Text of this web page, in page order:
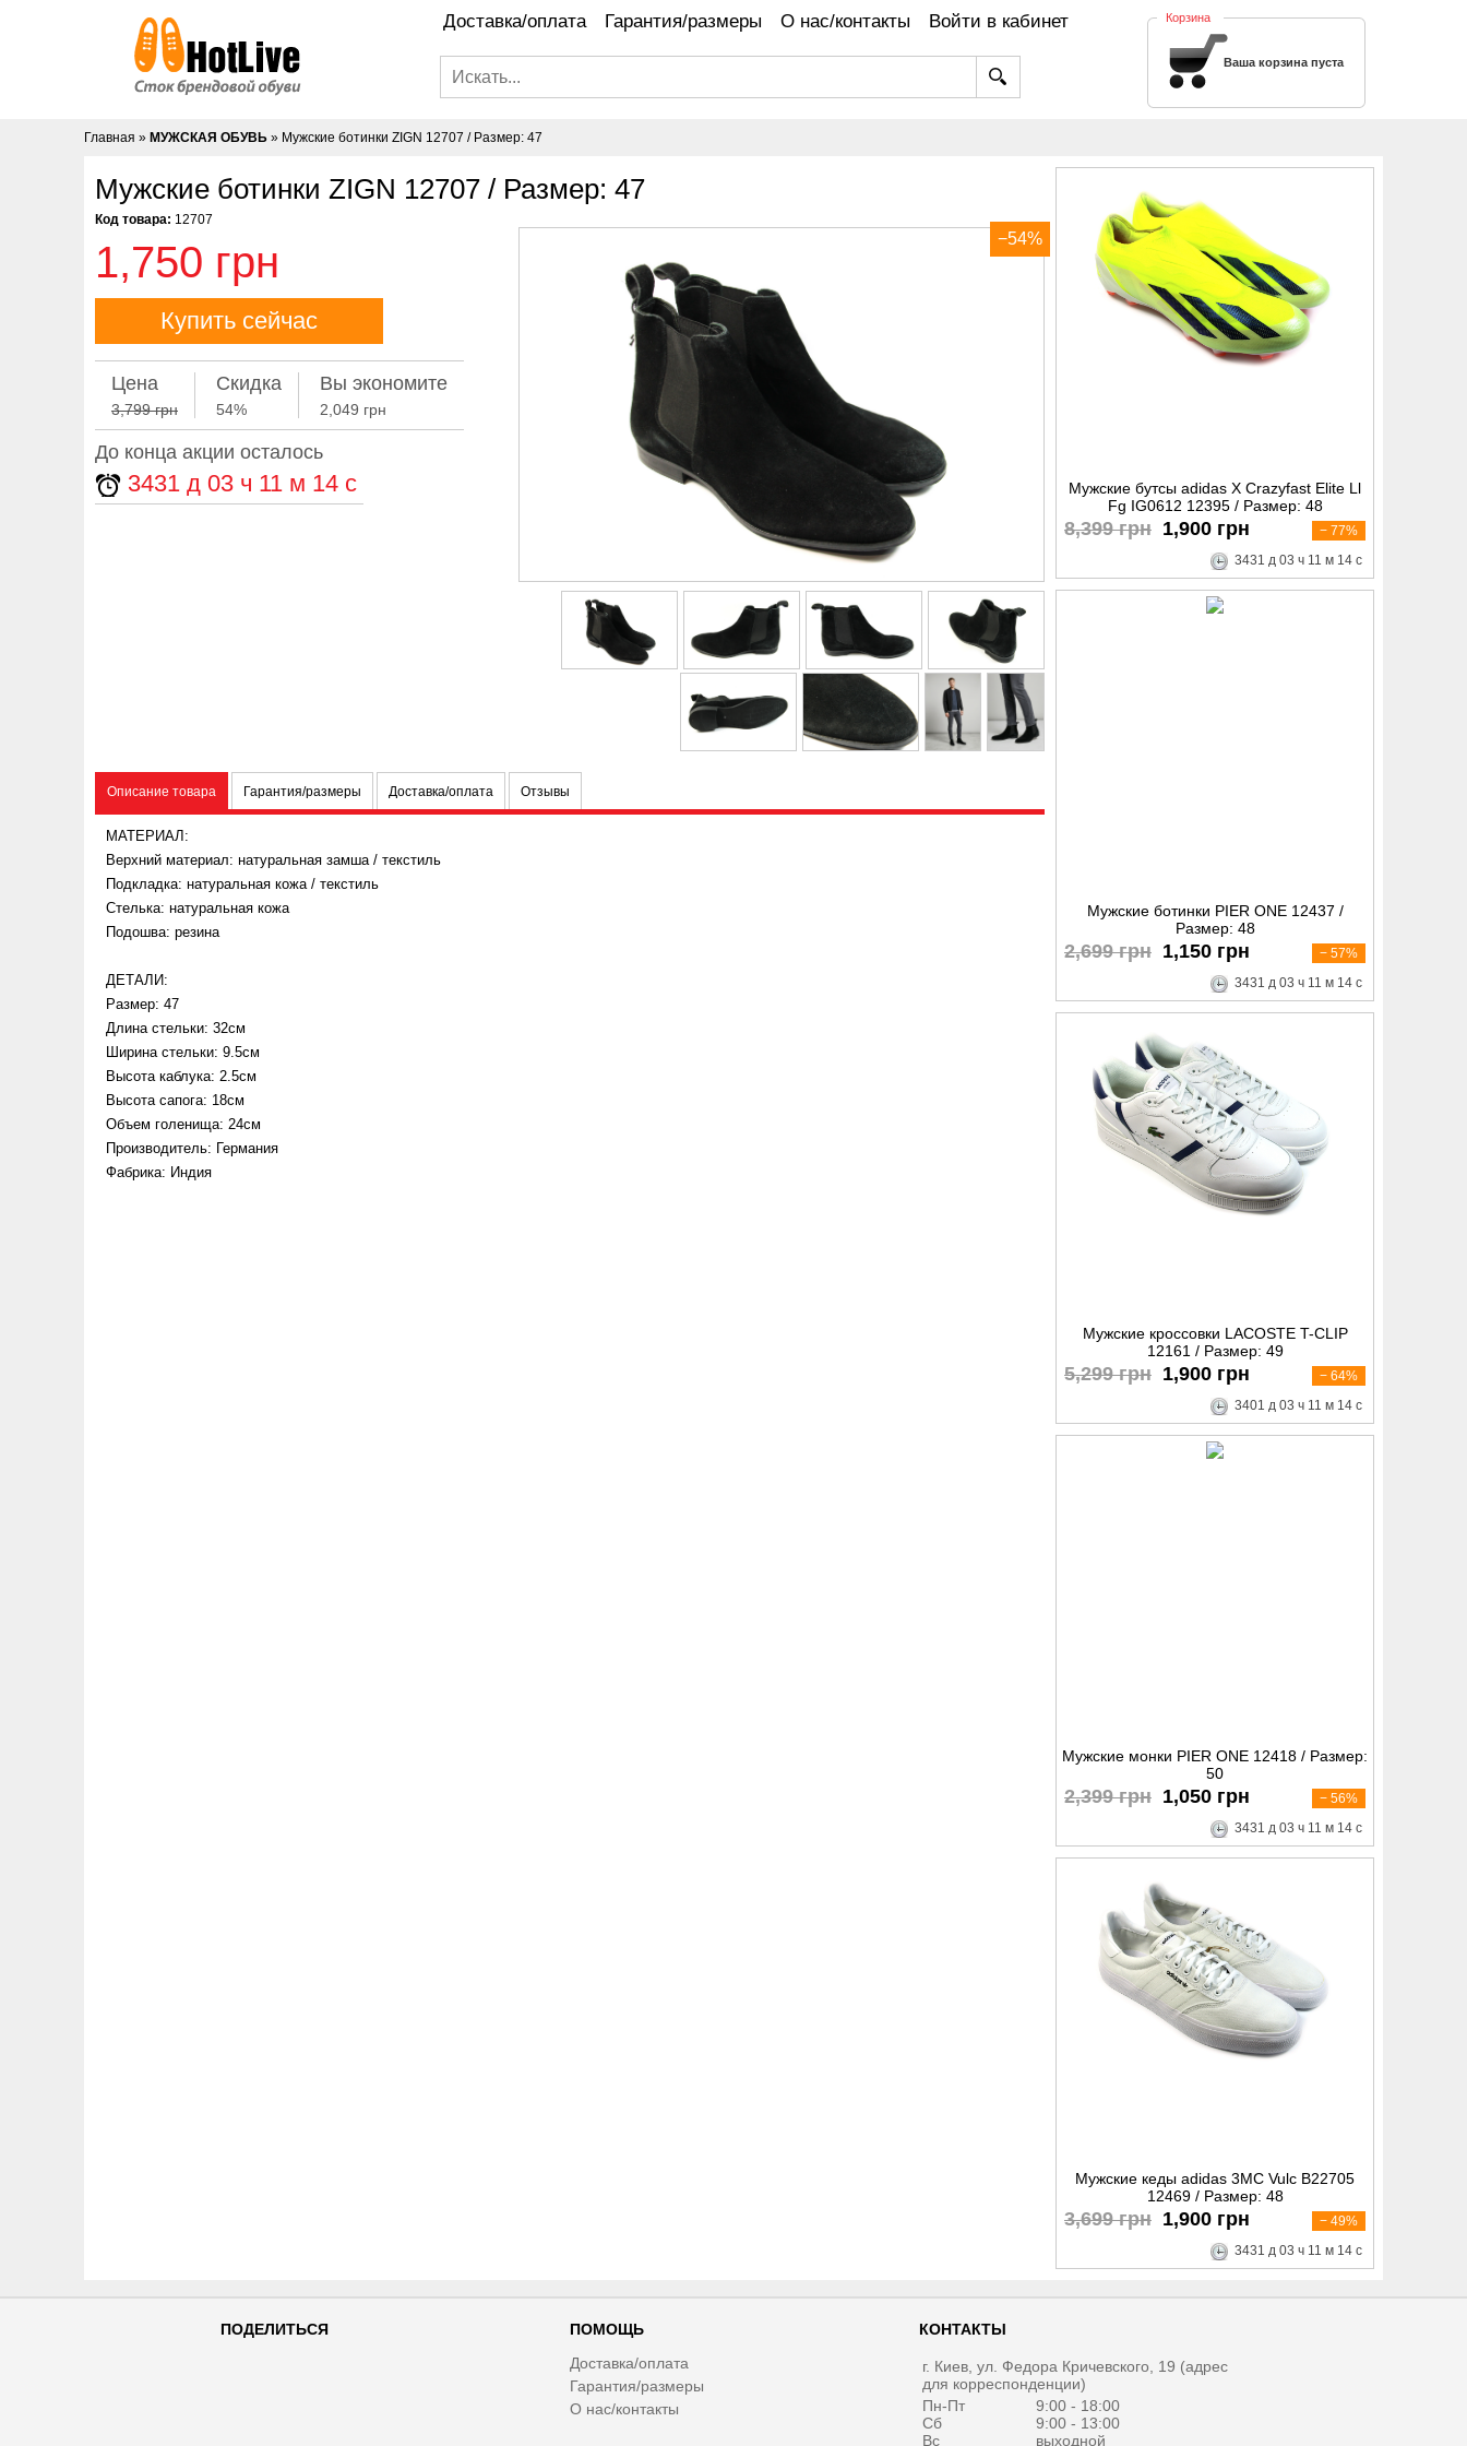
Доставка/оплата Гарантия/размеры О нас/контакты Войти в кабинет Корзина
Ваша корзина пуста
Главная » МУЖСКАЯ ОБУВЬ » Мужские ботинки ZIGN 12707 / Размер: 47
Мужские ботинки ZIGN 12707 / Размер: 47
Код товара: 12707
1,750 грн
Купить сейчас
Цена
3,799 грн
Скидка
54%
Вы экономите
2,049 грн
До конца акции осталось
3431 д 03 ч 11 м 13 с
−54%
Описание товара Гарантия/размеры Доставка/оплата Отзывы
МАТЕРИАЛ:
Верхний материал: натуральная замша / текстиль
Подкладка: натуральная кожа / текстиль
Стелька: натуральная кожа
Подошва: резина
ДЕТАЛИ:
Размер: 47
Длина стельки: 32см
Ширина стельки: 9.5см
Высота каблука: 2.5см
Высота сапога: 18см
Объем голенища: 24см
Производитель: Германия
Фабрика: Индия
Мужские бутсы adidas X Crazyfast Elite Ll
Fg IG0612 12395 / Размер: 48
8,399 грн 1,900 грн
− 77%
3431 д 03 ч 11 м 13 с
Мужские ботинки PIER ONE 12437 /
Размер: 48
2,699 грн 1,150 грн
− 57%
3431 д 03 ч 11 м 13 с
Мужские кроссовки LACOSTE T-CLIP
12161 / Размер: 49
5,299 грн 1,900 грн
− 64%
3401 д 03 ч 11 м 13 с
Мужские монки PIER ONE 12418 / Размер:
50
2,399 грн 1,050 грн
− 56%
3431 д 03 ч 11 м 13 с
Мужские кеды adidas 3MC Vulc B22705
12469 / Размер: 48
3,699 грн 1,900 грн
− 49%
3431 д 03 ч 11 м 13 с
ПОДЕЛИТЬСЯ
ПОМОЩЬ
Доставка/оплата
Гарантия/размеры
О нас/контакты
КОНТАКТЫ
г. Киев, ул. Федора Кричевского, 19 (адрес
для корреспонденции)
Пн-Пт
Сб
Вс
9:00 - 18:00
9:00 - 13:00
выходной